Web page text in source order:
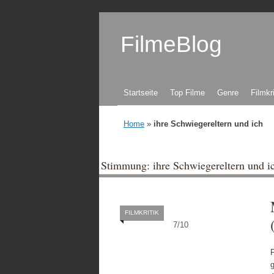
FilmeBlog
Zum Inhalt springen
Startseite Top Filme Genre
Home » ihre Schwiegereltern und ich
Stimmung: ihre Schwiegereltern und
7/10
FILMKRITIK